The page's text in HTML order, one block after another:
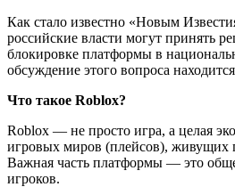
Как стало известно «Новым
российские власти могут принять
блокировке платформы в
обсуждение этого вопроса
Что такое Roblox?
Roblox — не просто игра, а целая
игровых миров (плейсов), живущих
Важная часть платформы — это
игроков.